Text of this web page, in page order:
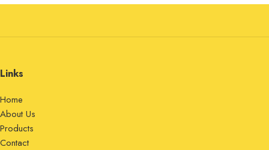
Links
Home
About Us
Products
Contact